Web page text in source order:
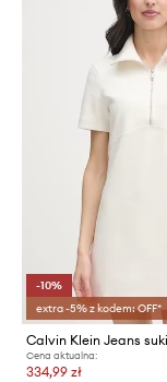
-10%
extra -5% z kodem: OFF*
Calvin Klein Jeans
Cena aktualna:
334,99 zł